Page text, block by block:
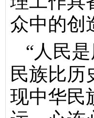
众中的创
“人民
民族比历
现中华民